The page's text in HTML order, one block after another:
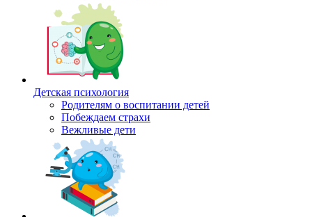
Детская психология
Родителям о воспитании детей
Побеждаем страхи
Вежливые дети